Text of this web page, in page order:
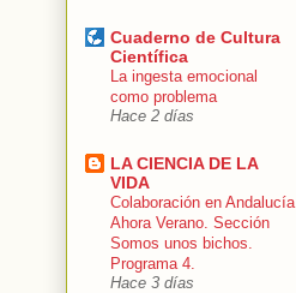
Cuaderno de Cultura
Científica
La ingesta emocional
como problema
Hace 2 días
LA CIENCIA DE LA
VIDA
Colaboración en Andalucía
Ahora Verano. Sección
Somos unos bichos.
Programa 4.
Hace 3 días